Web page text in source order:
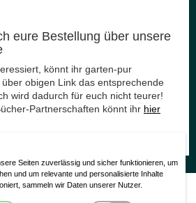
eure Bestellung über unsere
könnt ihr garten-pur
obigen Link das entsprechende
wird dadurch für euch nicht teurer!
Partnerschaften könnt ihr hier
|Impressum| Datenschutzerklärung
Seiten zuverlässig und sicher funktionieren, um
und um relevante und personalisierte Inhalte
sammeln wir Daten unserer Nutzer.